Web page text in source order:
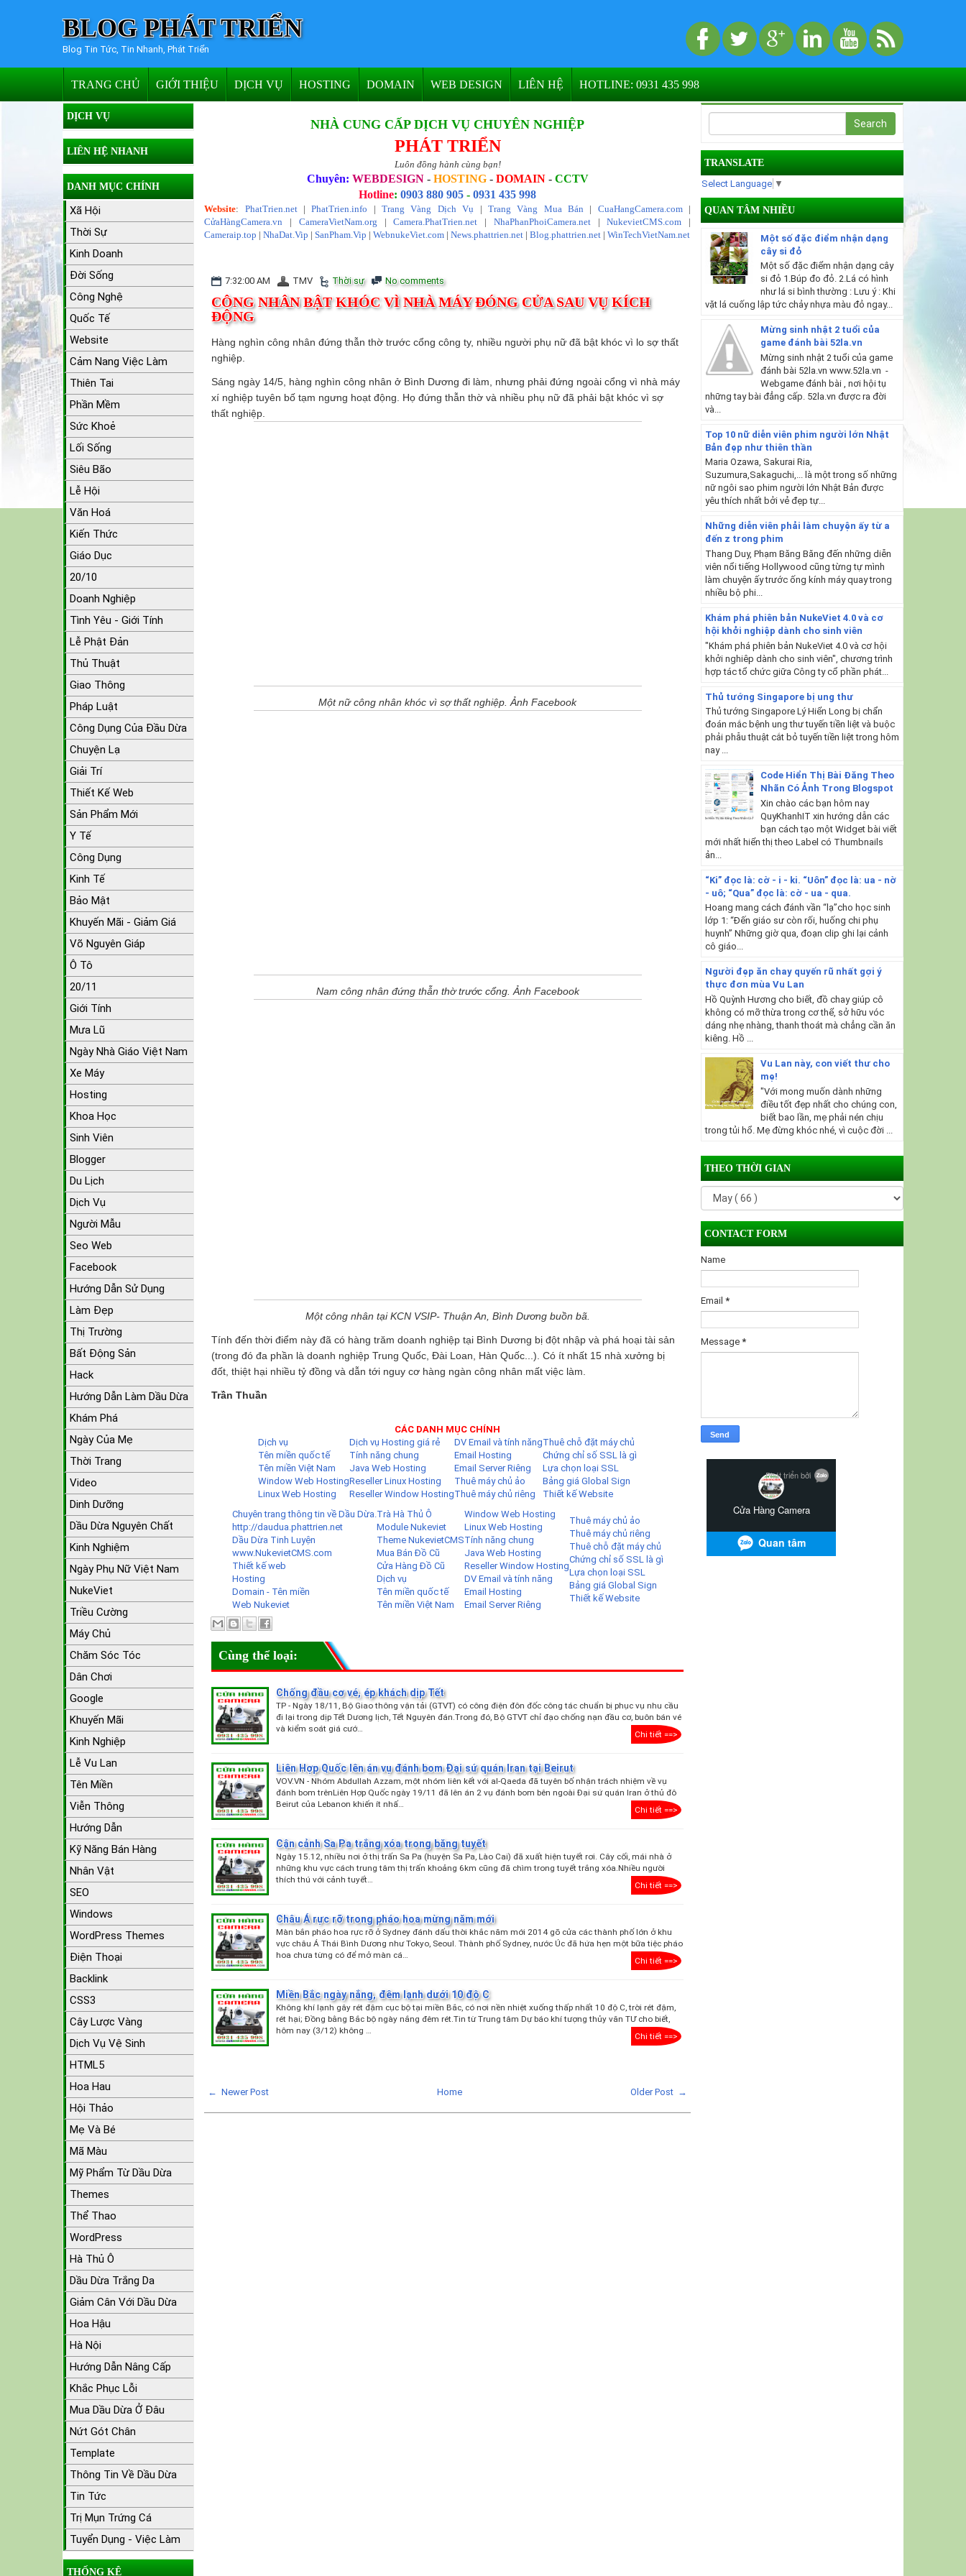
BLOG PHÁT TRIỂN
Blog Tin Tức, Tin Nhanh, Phát Triển
TRANG CHỦ GIỚI THIỆU DỊCH VỤ HOSTING DOMAIN WEB DESIGN LIÊN HỆ HOTLINE: 0931 435 998
NHÀ CUNG CẤP DỊCH VỤ CHUYÊN NGHIỆP
PHÁT TRIỂN
Luôn đồng hành cùng bạn!
Chuyên: WEBDESIGN - HOSTING - DOMAIN - CCTV
Hotline:0903 880 905 -0931 435 998
Website: PhatTrien.net|PhatTrien.info |Trang Vàng Dịch Vụ | Trang Vàng Mua Bán | CuaHangCamera.com|
CửaHàngCamera.vn | CameraVietNam.org |Camera.PhatTrien.net | NhaPhanPhoiCamera.net|NukevietCMS.com |
Cameraip.top |NhaDat.Vip |SanPham.Vip |WebnukeViet.com |News.phattrien.net |Blog.phattrien.net |WinTechVietNam.net
7:32:00 AM TMV Thời sự No comments
CÔNG NHÂN BẬT KHÓC VÌ NHÀ MÁY ĐÓNG CỬA SAU VỤ KÍCH
ĐỘNG
Hàng nghìn công nhân đứng thẫn thờ trước cổng công ty, nhiều người phụ nữ đã bật khóc vì lo sợ thất
nghiệp.
Sáng ngày 14/5, hàng nghìn công nhân ở Bình Dương đi làm, nhưng phải đứng ngoài cổng vì nhà máy
xí nghiệp tuyên bố tạm ngưng hoạt động. Họ đứng thẫn thờ và nhiều phụ nữ đã phải bật khóc vì sợ
thất nghiệp.
Một nữ công nhân khóc vì sợ thất nghiệp. Ảnh Facebook
Nam công nhân đứng thẫn thờ trước cổng. Ảnh Facebook
Một công nhân tại KCN VSIP- Thuận An, Bình Dương buồn bã.
Tính đến thời điểm này đã có hàng trăm doanh nghiệp tại Bình Dương bị đột nhập và phá hoại tài sản
(trong đó đa phần là doanh nghiệp Trung Quốc, Đài Loan, Hàn Quốc...). Có ít nhất 15 nhà xưởng bị
đốt, thiệt hại nhiều tỷ đồng và dẫn tới nguy cơ hàng ngàn công nhân mất việc làm.
Trần Thuần
CÁC DANH MỤC CHÍNH
Dịch vụ
Tên miền quốc tế
Tên miền Việt Nam
Window Web Hosting
Linux Web Hosting
Dịch vụ Hosting giá rẻ
Tính năng chung
Java Web Hosting
Reseller Linux Hosting
Reseller Window Hosting
DV Email và tính năng
Email Hosting
Email Server Riêng
Thuê máy chủ ảo
Thuê máy chủ riêng
Thuê chỗ đặt máy chủ
Chứng chỉ số SSL là gì
Lựa chọn loại SSL
Bảng giá Global Sign
Thiết kế Website
Chuyên trang thông tin về Dầu Dừa.
http://daudua.phattrien.net
Dầu Dừa Tinh Luyện
www.NukevietCMS.com
Thiết kế web
Hosting
Domain - Tên miền
Web Nukeviet
Trà Hà Thủ Ô
Module Nukeviet
Theme NukevietCMS
Mua Bán Đồ Cũ
Cửa Hàng Đồ Cũ
Dịch vụ
Tên miền quốc tế
Tên miền Việt Nam
Window Web Hosting
Linux Web Hosting
Tính năng chung
Java Web Hosting
Reseller Window Hosting
DV Email và tính năng
Email Hosting
Email Server Riêng
Thuê máy chủ ảo
Thuê máy chủ riêng
Thuê chỗ đặt máy chủ
Chứng chỉ số SSL là gì
Lựa chọn loại SSL
Bảng giá Global Sign
Thiết kế Website
Cùng thể loại:
Chống đầu cơ vé, ép khách dịp Tết
TP - Ngày 18/11, Bộ Giao thông vận tải (GTVT) có công điện đôn đốc công tác chuẩn bị phục vụ nhu cầu
đi lại trong dịp Tết Dương lịch, Tết Nguyên đán.Trong đó, Bộ GTVT chỉ đạo chống nạn đầu cơ, buôn bán vé
và kiểm soát giá cướ…
Chi tiết ==>
Liên Hợp Quốc lên án vụ đánh bom Đại sứ quán Iran tại Beirut
VOV.VN - Nhóm Abdullah Azzam, một nhóm liên kết với al-Qaeda đã tuyên bố nhận trách nhiệm về vụ
đánh bom trênLiên Hợp Quốc ngày 19/11 đã lên án 2 vụ đánh bom bên ngoài Đại sứ quán Iran ở thủ đô
Beirut của Lebanon khiến ít nhấ…
Chi tiết ==>
Cận cảnh Sa Pa trắng xóa trong băng tuyết
Ngày 15.12, nhiều nơi ở thị trấn Sa Pa (huyện Sa Pa, Lào Cai) đã xuất hiện tuyết rơi. Cây cối, mái nhà ở
những khu vực cách trung tâm thị trấn khoảng 6km cũng đã chìm trong tuyết trắng xóa.Nhiều người
thích thú với cảnh tuyết…
Chi tiết ==>
Châu Á rực rỡ trong pháo hoa mừng năm mới
Màn bắn pháo hoa rực rỡ ở Sydney đánh dấu thời khắc năm mới 2014 gõ cửa các thành phố lớn ở khu
vực châu Á Thái Bình Dương như Tokyo, Seoul. Thành phố Sydney, nước Úc đã hứa hẹn một bữa tiệc pháo
hoa chưa từng có để mở màn cá…
Chi tiết ==>
Miền Bắc ngày nắng, đêm lạnh dưới 10 độ C
Không khí lạnh gây rét đậm cục bộ tại miền Bắc, có nơi nền nhiệt xuống thấp nhất 10 độ C, trời rét đậm,
rét hại; Đồng bằng Bắc bộ ngày nắng đêm rét.Tin từ Trung tâm Dự báo khí tượng thủy văn TƯ cho biết,
hôm nay (3/12) không …
Chi tiết ==>
← Newer Post Older Post →
Home
DỊCH VỤ
LIÊN HỆ NHANH
DANH MỤC CHÍNH
Xã Hội
Thời Sự
Kinh Doanh
Đời Sống
Công Nghệ
Quốc Tế
Website
Cảm Nang Việc Làm
Thiên Tai
Phần Mềm
Sức Khoẻ
Lối Sống
Siêu Bão
Lễ Hội
Văn Hoá
Kiến Thức
Giáo Dục
20/10
Doanh Nghiệp
Tình Yêu - Giới Tính
Lễ Phật Đản
Thủ Thuật
Giao Thông
Pháp Luật
Công Dụng Của Đầu Dừa
Chuyện Lạ
Giải Trí
Thiết Kế Web
Sản Phẩm Mới
Y Tế
Công Dụng
Kinh Tế
Bảo Mật
Khuyến Mãi - Giảm Giá
Võ Nguyên Giáp
Ô Tô
20/11
Giới Tính
Mưa Lũ
Ngày Nhà Giáo Việt Nam
Xe Máy
Hosting
Khoa Học
Sinh Viên
Blogger
Du Lịch
Dịch Vụ
Người Mẫu
Seo Web
Facebook
Hướng Dẫn Sử Dụng
Làm Đẹp
Thị Trường
Bất Động Sản
Hack
Hướng Dẫn Làm Dầu Dừa
Khám Phá
Ngày Của Mẹ
Thời Trang
Video
Dinh Dưỡng
Dầu Dừa Nguyên Chất
Kinh Nghiệm
Ngày Phụ Nữ Việt Nam
NukeViet
Triều Cường
Máy Chủ
Chăm Sóc Tóc
Dân Chơi
Google
Khuyến Mãi
Kinh Nghiệp
Lễ Vu Lan
Tên Miền
Viễn Thông
Hướng Dẫn
Kỹ Năng Bán Hàng
Nhân Vật
SEO
Windows
WordPress Themes
Điện Thoại
Backlink
CSS3
Cây Lược Vàng
Dịch Vụ Vệ Sinh
HTML5
Hoa Hau
Hội Thảo
Mẹ Và Bé
Mã Màu
Mỹ Phẩm Từ Dầu Dừa
Themes
Thể Thao
WordPress
Hà Thủ Ô
Dầu Dừa Trắng Da
Giảm Cân Với Dầu Dừa
Hoa Hậu
Hà Nội
Hướng Dẫn Nâng Cấp
Khắc Phục Lỗi
Mua Dầu Dừa Ở Đâu
Nứt Gót Chân
Template
Thông Tin Về Dầu Dừa
Tin Tức
Trị Mụn Trứng Cá
Tuyển Dụng - Việc Làm
THỐNG KÊ
TRANSLATE
Select Language ▼
QUAN TÂM NHIỀU
Một số đặc điểm nhận dạng
cây si đỏ
Một số đặc điểm nhận dạng cây
si đỏ 1.Búp đo đỏ. 2.Lá có hình
như lá si bình thường : Lưu ý : Khi
vặt lá cuống lập tức chảy nhựa màu đỏ ngay...
Mừng sinh nhật 2 tuổi của
game đánh bài 52la.vn
Mừng sinh nhật 2 tuổi của game
đánh bài 52la.vn www.52la.vn -
Webgame đánh bài , nơi hội tụ
những tay bài đẳng cấp. 52la.vn được ra đời
và...
Top 10 nữ diễn viên phim người lớn Nhật
Bản đẹp như thiên thần
Maria Ozawa, Sakurai Ria,
Suzumura,Sakaguchi,... là một trong số những
nữ ngôi sao phim người lớn Nhật Bản được
yêu thích nhất bởi vẻ đẹp tự...
Những diễn viên phải làm chuyện ấy từ a
đến z trong phim
Thang Duy, Phạm Băng Băng đến những diễn
viên nổi tiếng Hollywood cũng từng tự mình
làm chuyện ấy trước ống kính máy quay trong
nhiều bộ phi...
Khám phá phiên bản NukeViet 4.0 và cơ
hội khởi nghiệp dành cho sinh viên
"Khám phá phiên bản NukeViet 4.0 và cơ hội
khởi nghiêp dành cho sinh viên", chương trình
hợp tác tổ chức giữa Công ty cổ phần phát...
Thủ tướng Singapore bị ung thư
Thủ tướng Singapore Lý Hiển Long bị chẩn
đoán mắc bệnh ung thư tuyến tiền liệt và buộc
phải phẫu thuật cắt bỏ tuyến tiền liệt trong hôm
nay ...
Code Hiển Thị Bài Đăng Theo
Nhãn Có Ảnh Trong Blogspot
Xin chào các bạn hôm nay
QuyKhanhIT xin hướng dẫn các
bạn cách tạo một Widget bài viết
mới nhất hiển thị theo Label có Thumbnails
ản...
“Ki” đọc là: cờ - i - ki. “Uôn” đọc là: ua - nờ
- uô; “Qua” đọc là: cờ - ua - qua.
Hoang mang cách đánh vần “lạ”cho học sinh
lớp 1: “Đến giáo sư còn rối, huống chi phụ
huynh” Những giờ qua, đoạn clip ghi lại cảnh
cô giáo...
Người đẹp ăn chay quyến rũ nhất gợi ý
thực đơn mùa Vu Lan
Hồ Quỳnh Hương cho biết, đồ chay giúp cô
không có mỡ thừa trong cơ thể, sở hữu vóc
dáng nhẹ nhàng, thanh thoát mà chẳng cần ăn
kiêng. Hồ ...
Vu Lan này, con viết thư cho
mẹ!
"Với mong muốn dành những
điều tốt đẹp nhất cho chúng con,
biết bao lần, mẹ phải nén chịu
trong tủi hổ. Mẹ đừng khóc nhé, vì cuộc đời ...
THEO THỜI GIAN
CONTACT FORM
Name
Email *
Message *